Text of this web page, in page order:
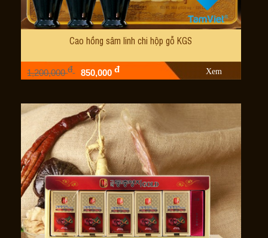
Cao hồng sâm linh chi hộp gỗ KGS
1,200,000đ 850,000đ Xem